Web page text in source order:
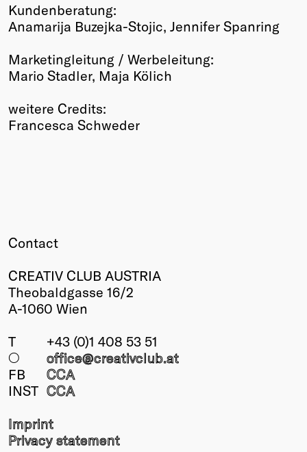
Kundenberatung:
Anamarija Buzejka-Stojic, Jennifer Spanring
Marketingleitung / Werbeleitung:
Mario Stadler, Maja Kölich
weitere Credits:
Francesca Schweder
Contact
CREATIV CLUB AUSTRIA
Theobaldgasse 16/2
A-1060 Wien
T
+43 (0)1 408 53 51
○
office@creativclub.at
FB
CCA
INST CCA
Imprint
Privacy statement